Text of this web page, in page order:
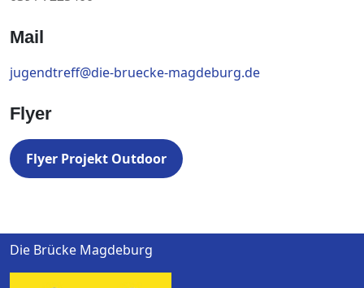
Mail
jugendtreff@die-bruecke-magdeburg.de
Flyer
Flyer Projekt Outdoor
Die Brücke Magdeburg